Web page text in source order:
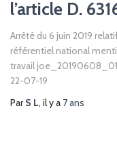
l’article D.
Arrêté du 6 juin 2019
référentiel national
travail
22-07-19
ParS L, il y a 7 ans